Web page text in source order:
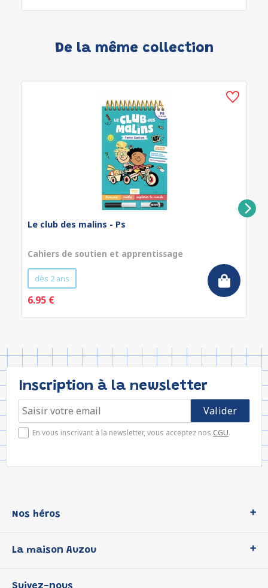
De la même collection
Le club des malins - Ps
Cahiers de soutien et apprentissage
dès 2 ans
6.95 €
Inscription à la newsletter
En vous inscrivant à la newsletter, vous acceptez nos CGU.
Nos héros
P'tit Loup
La maison Auzou